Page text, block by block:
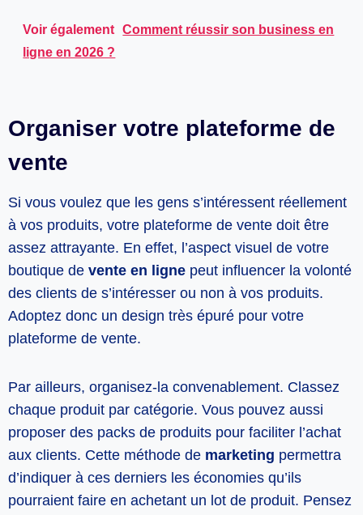
Voir également
Comment réussir son business en
ligne en 2026 ?
Organiser votre plateforme de
vente
Si vous voulez que les gens s’intéressent réellement
à vos produits, votre plateforme de vente doit être
assez attrayante. En effet, l’aspect visuel de votre
boutique devente en ligne peut influencer la volonté
des clients de s’intéresser ou non à vos produits.
Adoptez donc un design très épuré pour votre
plateforme de vente.
Par ailleurs, organisez-la convenablement. Classez
chaque produit par catégorie. Vous pouvez aussi
proposer des packs de produits pour faciliter l’achat
aux clients. Cette méthode de marketing permettra
d’indiquer à ces derniers les économies qu’ils
pourraient faire en achetant un lot de produit. Pensez